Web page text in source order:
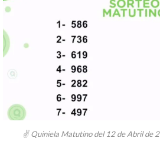
✌ Quiniela Matutino del 12 de Abril de